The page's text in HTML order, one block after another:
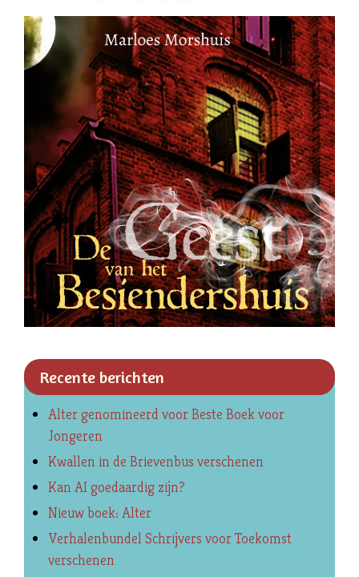
Recente berichten
Alter genomineerd voor Beste Boek voor
Jongeren
Kwallen in de Brievenbus verschenen
Kan AI goedaardig zijn?
Nieuw boek: Alter
Verhalenbundel Schrijvers voor Toekomst
verschenen